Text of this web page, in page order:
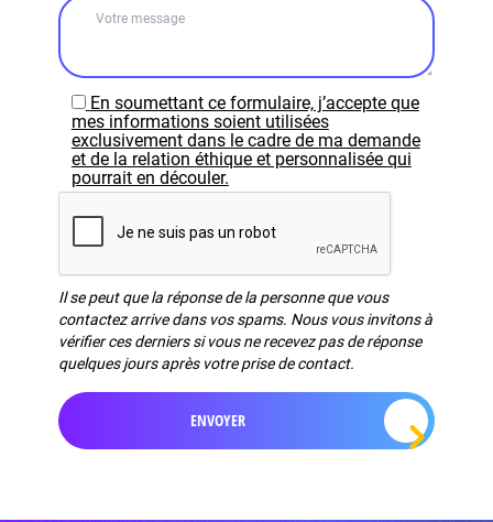
En soumettant ce formulaire, j’accepte que
mes informations soient utilisées
exclusivement dans le cadre de ma demande
et de la relation éthique et personnalisée qui
pourrait en découler.
Il se peut que la réponse de la personne que vous
contactez arrive dans vos spams. Nous vous invitons à
vérifier ces derniers si vous ne recevez pas de réponse
quelques jours après votre prise de contact.